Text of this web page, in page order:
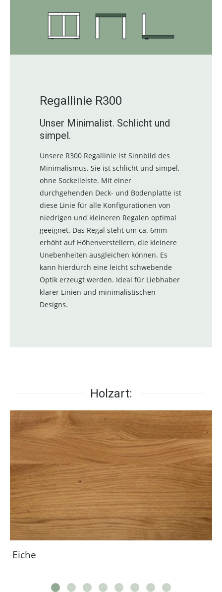
Regallinie R300
Unser Minimalist. Schlicht und
simpel.
Unsere R300 Regallinie ist Sinnbild des
Minimalismus. Sie ist schlicht und simpel,
ohne Sockelleiste. Mit einer
durchgehenden Deck- und Bodenplatte ist
diese Linie für alle Konfigurationen von
niedrigen und kleineren Regalen optimal
geeignet. Das Regal steht um ca. 6mm
erhöht auf Höhenverstellern, die kleinere
Unebenheiten ausgleichen können. Es
kann hierdurch eine leicht schwebende
Optik erzeugt werden. Ideal für Liebhaber
klarer Linien und minimalistischen
Designs.
Holzart:
Eiche